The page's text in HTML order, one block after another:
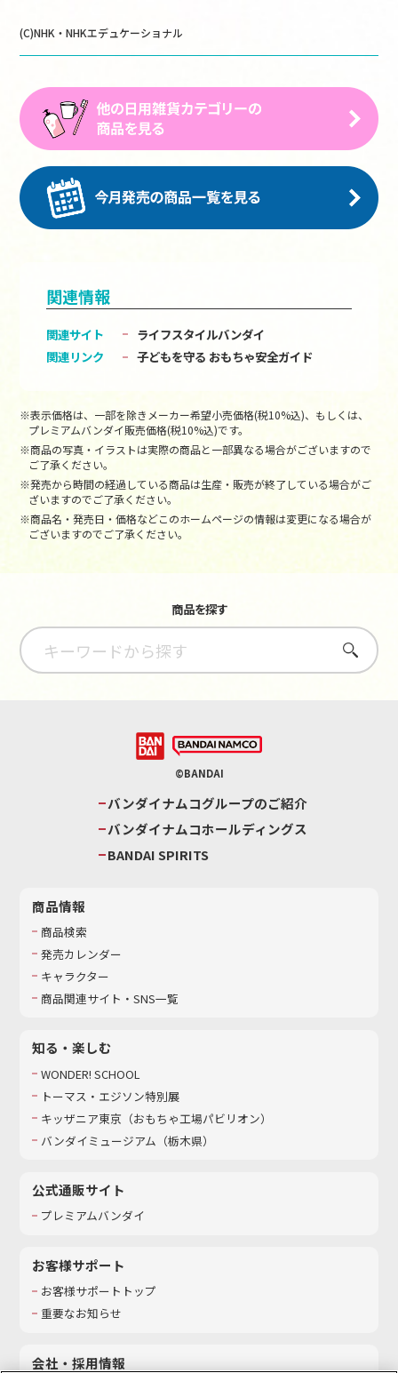
(C)NHK・NHKエデュケーショナル
関連情報
関連サイト
ライフスタイルバンダイ
関連リンク
子どもを守る おもちゃ安全ガイド
※表示価格は、一部を除きメーカー希望小売価格(税10%込)、もしくは、
プレミアムバンダイ販売価格(税10%込)です。
※商品の写真・イラストは実際の商品と一部異なる場合がございますので
ご了承ください。
※発売から時間の経過している商品は生産・販売が終了している場合がご
ざいますのでご了承ください。
※商品名・発売日・価格などこのホームページの情報は変更になる場合が
ございますのでご了承ください。
商品を探す
さがす
©BANDAI
バンダイナムコグループのご紹介
バンダイナムコホールディングス
BANDAI SPIRITS
商品情報
商品検索
発売カレンダー
キャラクター
商品関連サイト・SNS一覧
知る・楽しむ
WONDER! SCHOOL
トーマス・エジソン特別展
キッザニア東京（おもちゃ工場パビリオン）​
バンダイミュージアム（栃木県）
公式通販サイト
プレミアムバンダイ
お客様サポート
お客様サポートトップ
重要なお知らせ
会社・採用情報